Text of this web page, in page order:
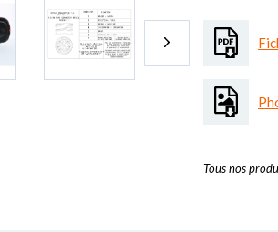
Tous nos